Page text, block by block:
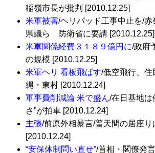
稲嶺市長が批判 [2010.12.25]
米軍被害/ヘリパッド工事中止を/
県議ら 防衛省に要請 [2010.12.25]
米軍関係経費３１８９億円に/政府
の規模 [2010.12.25]
米軍ヘリ 看板飛ばす/低空飛行、住
縄・東村 [2010.12.24]
軍事費削減論 米で盛ん/在日基地は
さ”が拍車 [2010.12.24]
主張/前原外相暴言/普天間の居座り
[2010.12.24]
“安保体制問い直せ”/首相・閣僚発